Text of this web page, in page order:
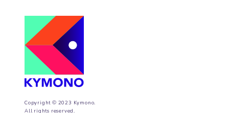
Copyright © 2023 Kymono.
All rights reserved.